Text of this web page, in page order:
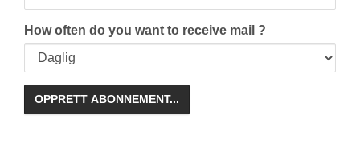
How often do you want to receive mail ?